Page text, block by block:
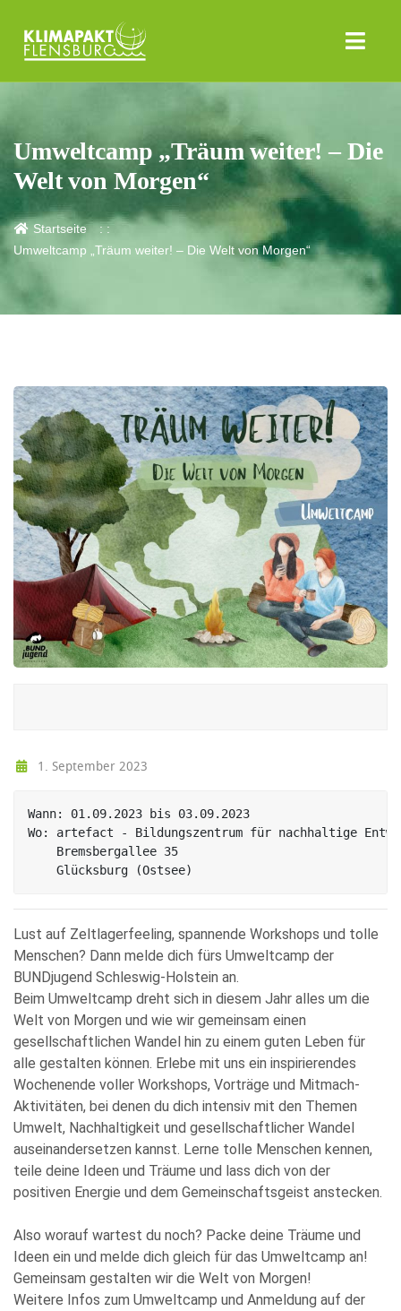
Umweltcamp „Träum weiter! – Die
Welt von Morgen“
Startseite
Umweltcamp „Träum weiter! – Die Welt von Morgen“
1. September 2023
Wann: 01.09.2023 bis 03.09.2023
Wo: artefact - Bildungszentrum für nachhaltige
    Bremsbergallee 35
    Glücksburg (Ostsee)
Lust auf Zeltlagerfeeling, spannende Workshops und tolle
Menschen? Dann melde dich fürs Umweltcamp der
BUNDjugend Schleswig-Holstein an.
Beim Umweltcamp dreht sich in diesem Jahr alles um die
Welt von Morgen und wie wir gemeinsam einen
gesellschaftlichen Wandel hin zu einem guten Leben für
alle gestalten können. Erlebe mit uns ein inspirierendes
Wochenende voller Workshops, Vorträge und Mitmach-
Aktivitäten, bei denen du dich intensiv mit den Themen
Umwelt, Nachhaltigkeit und gesellschaftlicher Wandel
auseinandersetzen kannst. Lerne tolle Menschen kennen,
teile deine Ideen und Träume und lass dich von der
positiven Energie und dem Gemeinschaftsgeist anstecken.
Also worauf wartest du noch? Packe deine Träume und
Ideen ein und melde dich gleich für das Umweltcamp an!
Gemeinsam gestalten wir die Welt von Morgen!
Weitere Infos zum Umweltcamp und Anmeldung auf der